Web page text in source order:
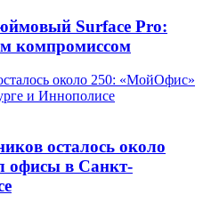
Surface Pro:
компромиссом
около 250: «МойОфис»
и Иннополисе
осталось около
офисы в Санкт-